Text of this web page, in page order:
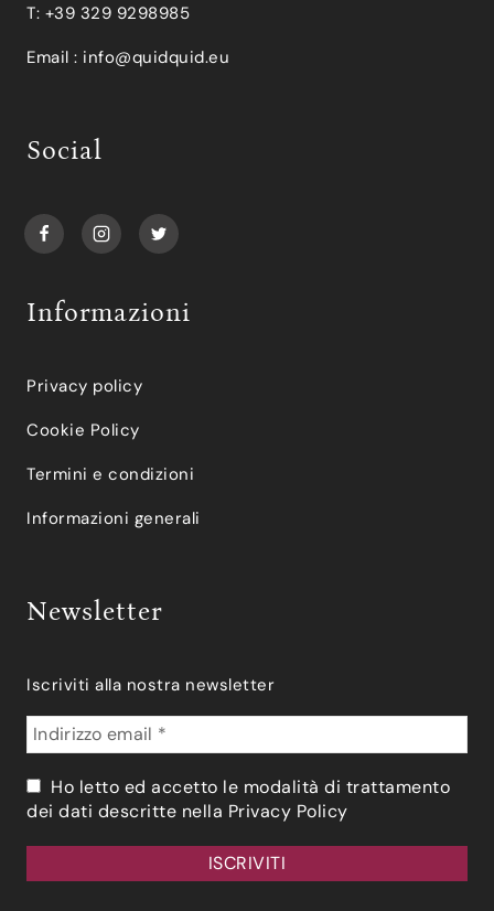
T: +39 329 9298985
Email : info@quidquid.eu
Social
Informazioni
Privacy policy
Cookie Policy
Termini e condizioni
Informazioni generali
Newsletter
Iscriviti alla nostra newsletter
Ho letto ed accetto le modalità di trattamento
dei dati descritte nella Privacy Policy